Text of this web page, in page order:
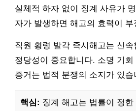
실체적 하자 없이 징계 사유가
자가 발생하면 해고의 효력이
직원 횡령 발각 즉시해고는 신
정당성이 중요합니다. 소명 기
증거는 법적 분쟁의 소지가 있습
핵심: 징계 해고는 법률이 정